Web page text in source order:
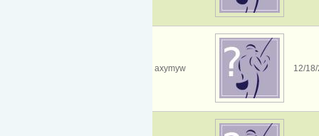
axymyw 12/